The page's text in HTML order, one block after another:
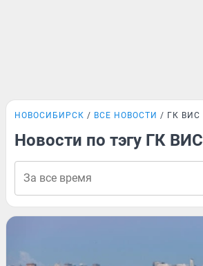
НОВОСИБИРСК ВСЕ НОВОСТИ ГК ВИС
Новости по тэгу ГК ВИС